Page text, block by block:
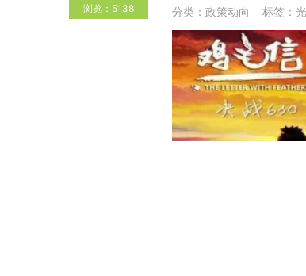
浏览：5138
分类： 政策动向 标签：